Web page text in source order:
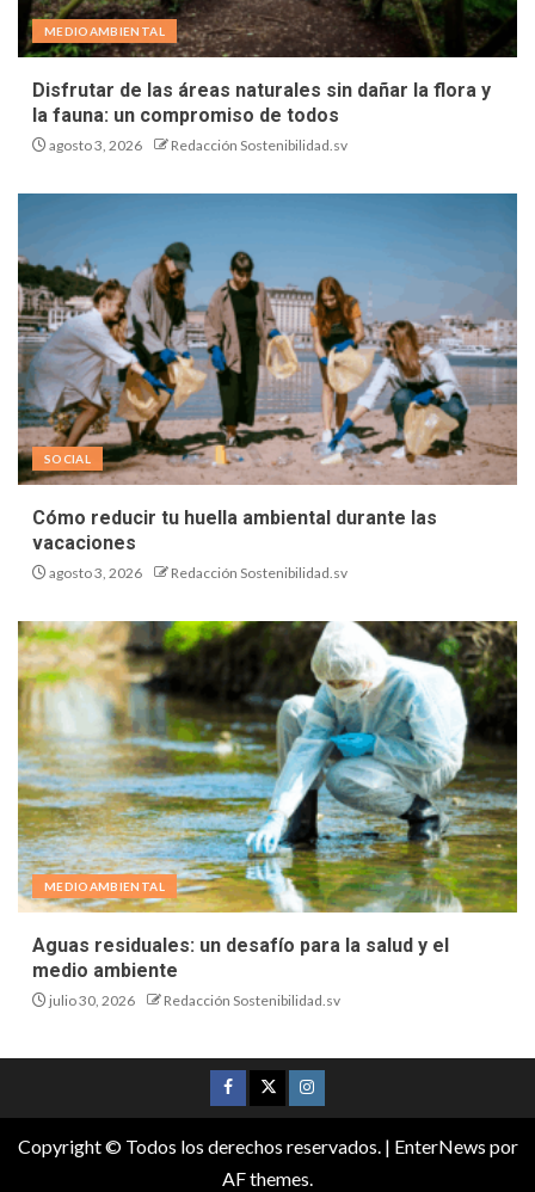
MEDIOAMBIENTAL
Disfrutar de las áreas naturales sin dañar la flora y
la fauna: un compromiso de todos
agosto 3, 2026 Redacción Sostenibilidad.sv
SOCIAL
Cómo reducir tu huella ambiental durante las
vacaciones
agosto 3, 2026 Redacción Sostenibilidad.sv
MEDIOAMBIENTAL
Aguas residuales: un desafío para la salud y el
medio ambiente
julio 30, 2026 Redacción Sostenibilidad.sv
Copyright © Todos los derechos reservados. | EnterNews por
AF themes.